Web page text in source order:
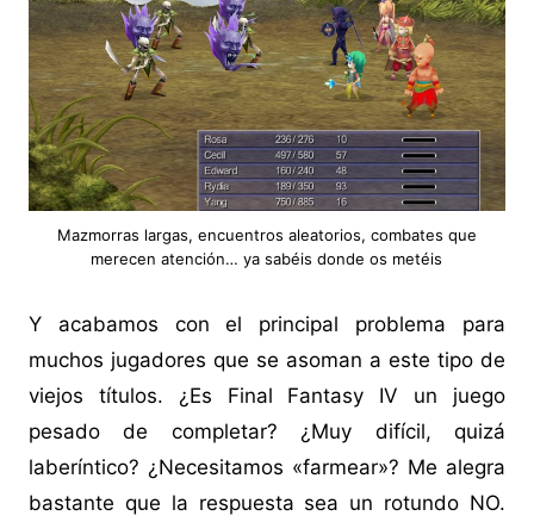
Mazmorras largas, encuentros aleatorios, combates que
merecen atención… ya sabéis donde os metéis
Y acabamos con el principal problema para
muchos jugadores que se asoman a este tipo de
viejos títulos. ¿Es Final Fantasy IV un juego
pesado de completar? ¿Muy difícil, quizá
laberíntico? ¿Necesitamos «farmear»? Me alegra
bastante que la respuesta sea un rotundo NO.